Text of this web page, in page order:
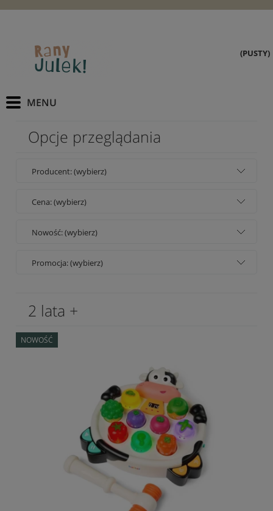
(PUSTY)
Opcje przeglądania
Producent: (wybierz)
Cena: (wybierz)
Nowość: (wybierz)
Promocja: (wybierz)
2 lata +
NOWOŚĆ